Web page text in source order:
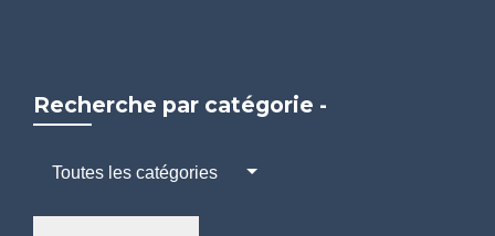
Recherche par catégorie -
Toutes les catégories